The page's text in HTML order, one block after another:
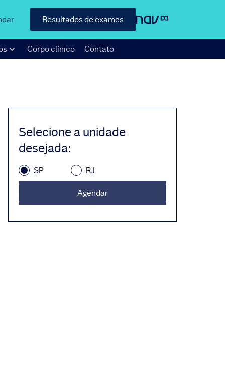
Resultados de exames
Corpo clínico Contato
Selecione a unidade
desejada:
SP RJ
Agendar